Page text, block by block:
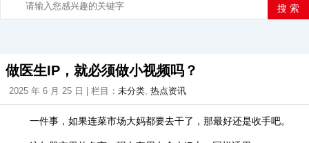
做医生IP，就必须做小视频吗？
2025 年 6 月 25 日 | 栏目： 未分类, 热点资讯
一件事，如果连菜市场大妈都要去干了，那最好还是收手吧。